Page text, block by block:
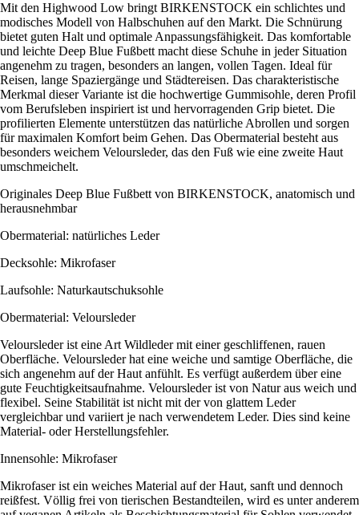
Mit den Highwood Low bringt BIRKENSTOCK ein schlichtes und
modisches Modell von Halbschuhen auf den Markt. Die Schnürung
bietet guten Halt und optimale Anpassungsfähigkeit. Das komfortable
und leichte Deep Blue Fußbett macht diese Schuhe in jeder Situation
angenehm zu tragen, besonders an langen, vollen Tagen. Ideal für
Reisen, lange Spaziergänge und Städtereisen. Das charakteristische
Merkmal dieser Variante ist die hochwertige Gummisohle, deren Profil
vom Berufsleben inspiriert ist und hervorragenden Grip bietet. Die
profilierten Elemente unterstützen das natürliche Abrollen und sorgen
für maximalen Komfort beim Gehen. Das Obermaterial besteht aus
besonders weichem Veloursleder, das den Fuß wie eine zweite Haut
umschmeichelt.
Originales Deep Blue Fußbett von BIRKENSTOCK, anatomisch und
herausnehmbar
Obermaterial: natürliches Leder
Decksohle: Mikrofaser
Laufsohle: Naturkautschuksohle
Obermaterial: Veloursleder
Veloursleder ist eine Art Wildleder mit einer geschliffenen, rauen
Oberfläche. Veloursleder hat eine weiche und samtige Oberfläche, die
sich angenehm auf der Haut anfühlt. Es verfügt außerdem über eine
gute Feuchtigkeitsaufnahme. Veloursleder ist von Natur aus weich und
flexibel. Seine Stabilität ist nicht mit der von glattem Leder
vergleichbar und variiert je nach verwendetem Leder. Dies sind keine
Material- oder Herstellungsfehler.
Innensohle: Mikrofaser
Mikrofaser ist ein weiches Material auf der Haut, sanft und dennoch
reißfest. Völlig frei von tierischen Bestandteilen, wird es unter anderem